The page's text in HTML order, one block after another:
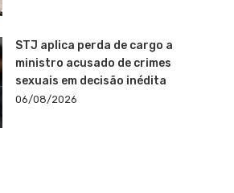
STJ aplica perda de cargo a
ministro acusado de crimes
sexuais em decisão inédita
06/08/2026